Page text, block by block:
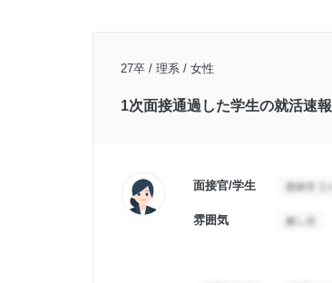
27卒 / 理系 / 女性
1次面接通過した学生の就活速報
面接官/学生
雰囲気